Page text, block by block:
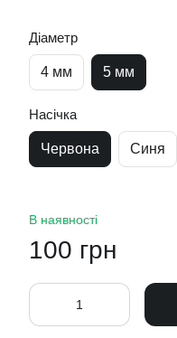
Діаметр
4 мм 5 мм
Насічка
Червона Синя
В наявності
100 грн